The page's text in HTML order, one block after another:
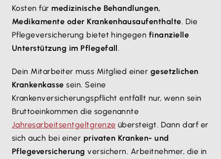
Kosten für medizinische Behandlungen,
Medikamente oder Krankenhausaufenthalte. Die
Pflegeversicherung bietet hingegen finanzielle
Unterstützung im Pflegefall.
Dein Mitarbeiter muss Mitglied einer gesetzlichen
Krankenkasse sein. Seine
Krankenversicherungspflicht entfällt nur, wenn sein
Bruttoeinkommen die sogenannte
Jahresarbeitsentgeltgrenze übersteigt. Dann darf er
sich auch bei einer privaten Kranken- und
Pflegeversicherung versichern. Arbeitnehmer, die in